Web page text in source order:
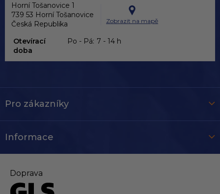
Pro zákazníky
Informace
Horní Tošanovice 1
739 53 Horní Tošanovice
Česká Republika
Zobrazit na mapě
Otevírací
doba
Po - Pá: 7 - 14 h
Doprava